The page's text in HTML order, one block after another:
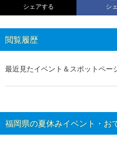
シェアする シ
閲覧履歴
最近見たイベント＆スポットペー
福岡県の夏休みイベント・お